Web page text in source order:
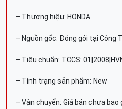
– Thương hiệu: HONDA
– Nguồn gốc: Đóng gói tại Công
– Tiêu chuẩn: TCCS:
– Tình trạng sản phẩm: New
– Vận chuyển: Giá bán chưa bao